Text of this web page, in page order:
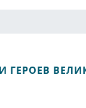
ГЕРОЕВ